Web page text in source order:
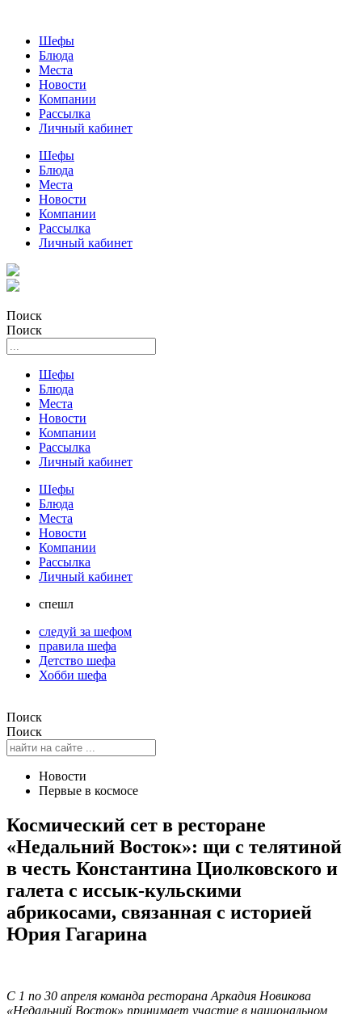
Шефы
Блюда
Места
Новости
Компании
Рассылка
Личный кабинет
Шефы
Блюда
Места
Новости
Компании
Рассылка
Личный кабинет
Поиск
Поиск
Шефы
Блюда
Места
Новости
Компании
Рассылка
Личный кабинет
Шефы
Блюда
Места
Новости
Компании
Рассылка
Личный кабинет
спешл
следуй за шефом
правила шефа
Детство шефа
Хобби шефа
Поиск
Поиск
Новости
Первые в космосе
Космический сет в ресторане
«Недальний Восток»: щи с телятиной
в честь Константина Циолковского и
галета с иссык-кульскими
абрикосами, связанная с историей
Юрия Гагарина
С 1 по 30 апреля команда ресторана Аркадия Новикова
«Недальний Восток» принимает участие в национальном